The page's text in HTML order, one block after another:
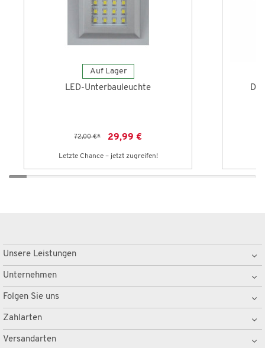
Auf Lager
LED-Unterbauleuchte
72,00 €* 29,99 €
Letzte Chance – jetzt zugreifen!
Unsere Leistungen
Unternehmen
Folgen Sie uns
Zahlarten
Versandarten